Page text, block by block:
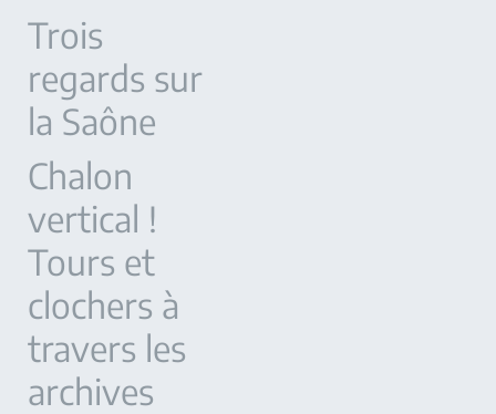
Trois
regards sur
la Saône
Chalon
vertical !
Tours et
clochers à
travers les
archives